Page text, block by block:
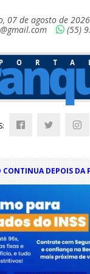
07 de agosto de
(55)
CONTINUA DEPOIS DA